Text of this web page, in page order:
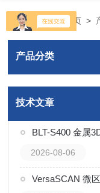
当前位置：首页 >
产品分类
技术文章
BLT-S400 金属
2026-08-06
VersaSCAN 微